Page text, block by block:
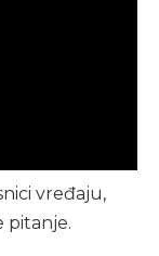
vređaju,
pitanje.